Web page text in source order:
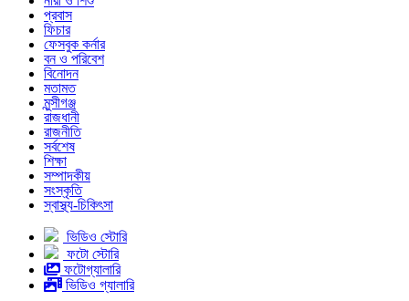
প্রবাস
ফিচার
ফেসবুক কর্নার
বন ও পরিবেশ
বিনোদন
মতামত
মুন্সীগঞ্জ
রাজধানী
রাজনীতি
সর্বশেষ
শিক্ষা
সম্পাদকীয়
সংস্কৃতি
স্বাস্থ্য-চিকিৎসা
ভিডিও স্টোরি
ফটো স্টোরি
ফটোগ্যালারি
ভিডিও গ্যালারি